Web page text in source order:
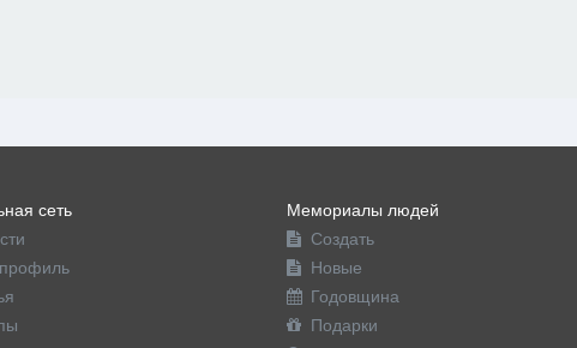
сеть
Мемориалы людей
Создать
Новые
Годовщина
Подарки